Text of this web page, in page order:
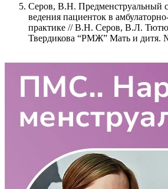
Серов, В.Н. Предменструальный
ведения пациенток в
практике // В.Н. Серов, В.Л.
Твердикова “РМЖ” Мать и дитя.